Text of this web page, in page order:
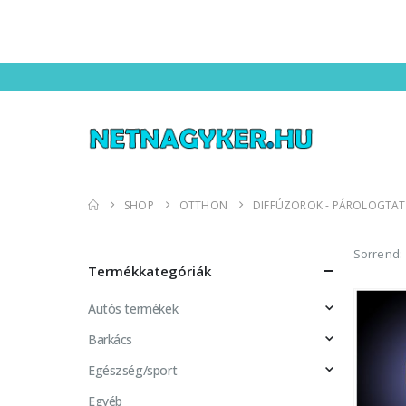
SHOP OTTHON DIFFÚZOROK -
Sorrend:
Termékkategóriák
Autós termékek
Barkács
Egészség/sport
Egyéb